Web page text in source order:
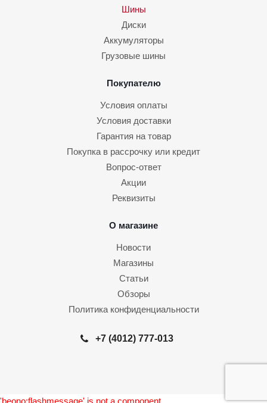
Шины
Диски
Аккумуляторы
Грузовые шины
Покупателю
Условия оплаты
Условия доставки
Гарантия на товар
Покупка в рассрочку или кредит
Вопрос-ответ
Акции
Реквизиты
О магазине
Новости
Магазины
Статьи
Обзоры
Политика конфиденциальности
+7 (4012) 777-013
'beono:flashmessage' is not a component